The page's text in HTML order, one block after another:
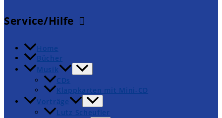
Service/Hilfe
Home
Bücher
Musik
CDs
Klappkarten mit Mini-CD
Vorträge
Lutz Scheufler